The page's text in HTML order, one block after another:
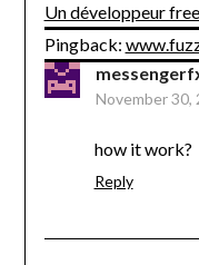
Un développeur
Pingback:
November 30,
how it work?
Reply